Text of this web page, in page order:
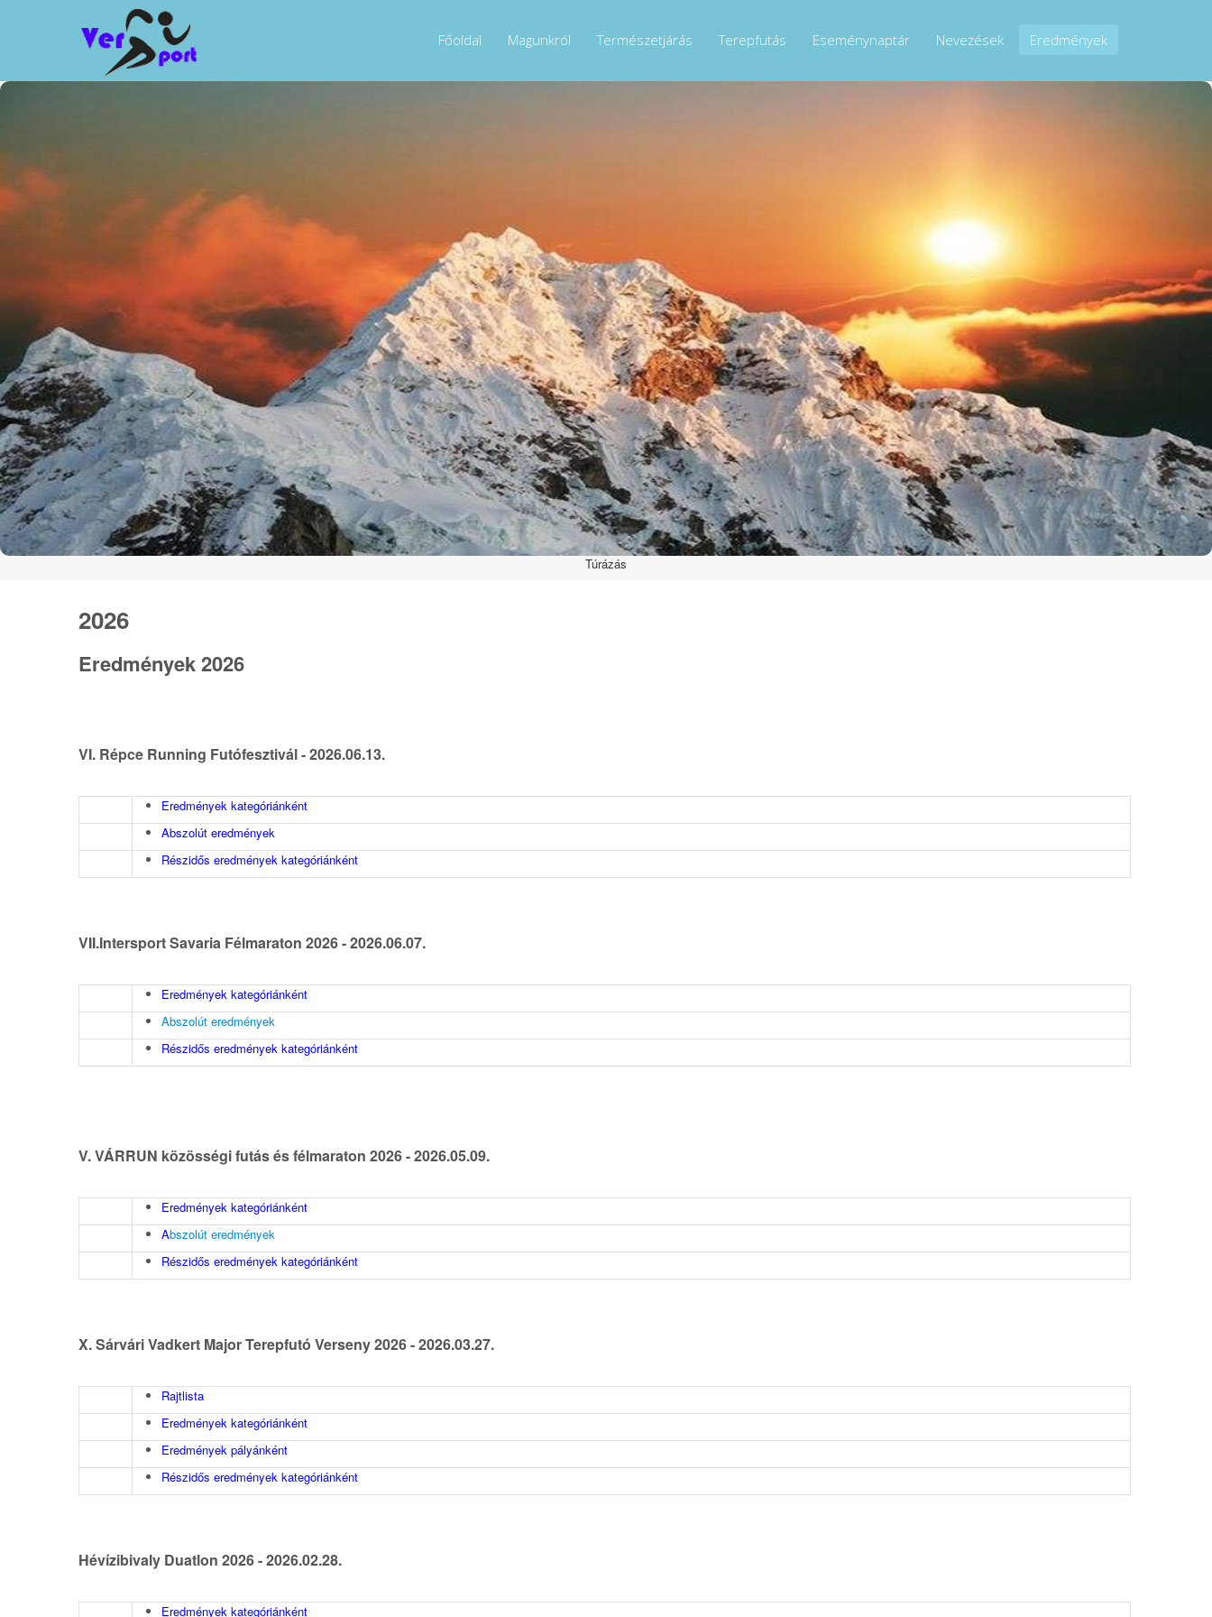
Főoldal Magunkról Természetjárás Terepfutás Eseménynaptár Nevezések Eredmények
Túrázás
2026
Eredmények 2026
VI. Répce Running Futófesztivál - 2026.06.13.
Eredmények kategóriánként
Abszolút eredmények
Részidős eredmények kategóriánként
VII.Intersport Savaria Félmaraton 2026 - 2026.06.07.
Eredmények kategóriánként
Abszolút eredmények
Részidős eredmények kategóriánként
V. VÁRRUN közösségi futás és félmaraton 2026 - 2026.05.09.
Eredmények kategóriánként
Abszolút eredmények
Részidős eredmények kategóriánként
X. Sárvári Vadkert Major Terepfutó Verseny 2026 - 2026.03.27.
Rajtlista
Eredmények kategóriánként
Eredmények pályánként
Részidős eredmények kategóriánként
Hévízibivaly Duatlon 2026 - 2026.02.28.
Eredmények kategóriánként